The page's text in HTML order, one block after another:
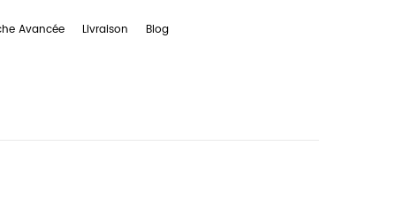
Avancée Livraison Blog